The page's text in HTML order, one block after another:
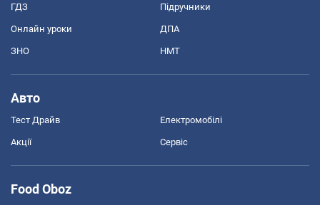
ГДЗ Підручники
Онлайн уроки ДПА
ЗНО НМТ
Авто
Тест Драйв Електромобілі
Акції Сервіс
Food Oboz